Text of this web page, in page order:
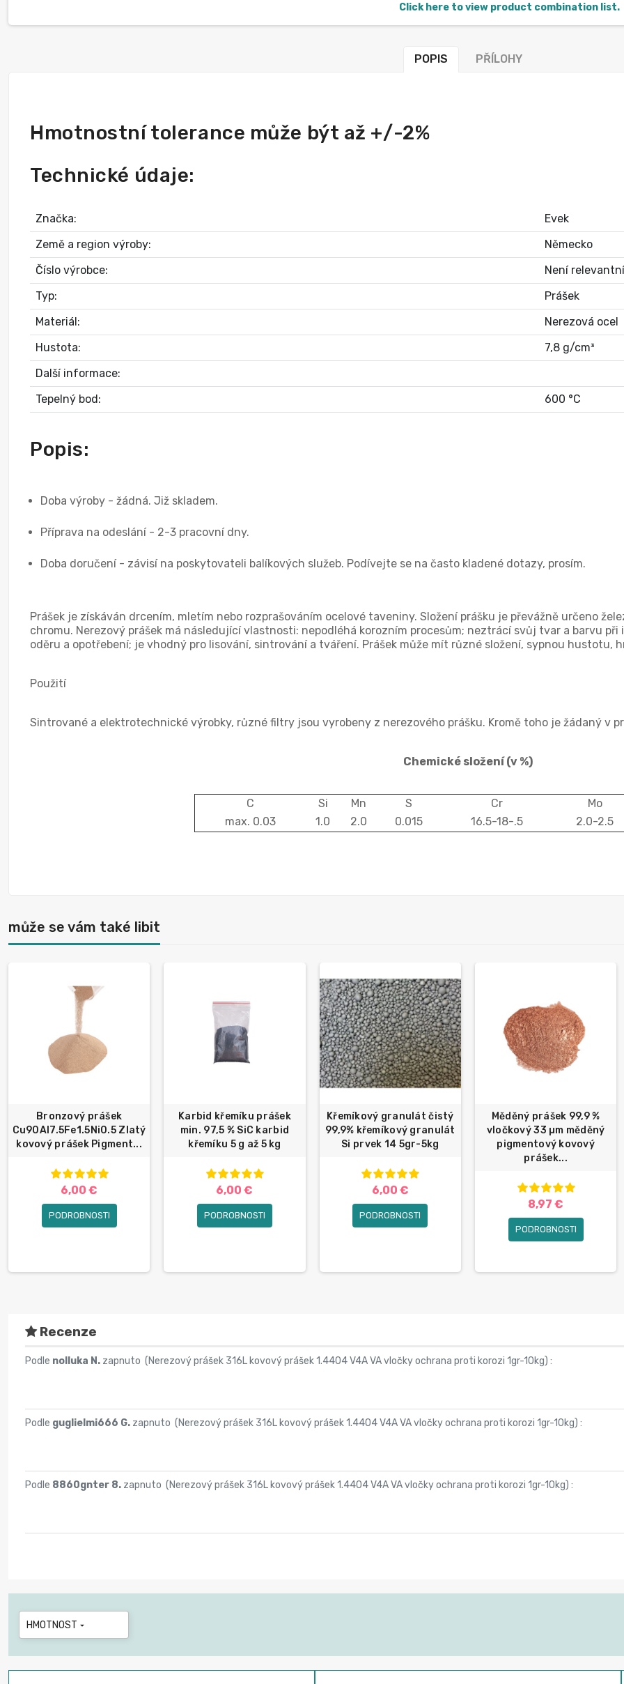
Click here to view product combination list.
POPIS PŘÍLOHY
Hmotnostní tolerance může být až +/-2%
Technické údaje:
Značka:
Evek
Země a region výroby:
Německo
Číslo výrobce:
Není relevantní
Typ:
Prášek
Materiál:
Nerezová ocel
Hustota:
7,8 g/cm³
Další informace:
Tepelný bod:
600 °C
Popis:
Doba výroby - žádná. Již skladem.
Příprava na odeslání - 2-3 pracovní dny.
Doba doručení - závisí na poskytovateli balíkových služeb. Podívejte se na často kladené dotazy, prosím.
Prášek je získáván drcením, mletím nebo rozprašováním ocelové taveniny. Složení prášku je převážně určeno
chromu. Nerezový prášek má následující vlastnosti: nepodléhá korozním procesům; neztrácí svůj tvar a barvu
oděru a opotřebení; je vhodný pro lisování, sintrování a tváření. Prášek může mít různé složení, sypnou hustotu,
Použití
Sintrované a elektrotechnické výrobky, různé filtry jsou vyrobeny z nerezového prášku. Kromě toho je žádaný v
Chemické složení(v %)
C Si Mn S Cr
Mo
max. 0.03
1.0 2.0 0.015 16.5-18-.5 2.0-2.5
může se vám také libit
Bronzový prášek
Cu90Al7.5Fe1.5Ni0.5 Zlatý
kovový prášek Pigment...
6,00 €
PODROBNOSTI
Karbid křemíku prášek
min. 97,5 % SiC karbid
křemíku 5 g až 5 kg
6,00 €
PODROBNOSTI
Křemíkový granulát čistý
99,9% křemíkový granulát
Si prvek 14 5gr-5kg
6,00 €
PODROBNOSTI
Měděný prášek 99,9 %
vločkový 33 µm měděný
pigmentový kovový
prášek...
8,97 €
PODROBNOSTI
Recenze
Podle nolluka N. zapnuto (Nerezový prášek 316L kovový prášek 1.4404 V4A VA vločky ochrana proti korozi 1gr-10kg) :
Podle guglielmi666 G. zapnuto (Nerezový prášek 316L kovový prášek 1.4404 V4A VA vločky ochrana proti korozi 1gr-10kg) :
Podle 8860gnter 8. zapnuto (Nerezový prášek 316L kovový prášek 1.4404 V4A VA vločky ochrana proti korozi 1gr-10kg) :
HMOTNOST 